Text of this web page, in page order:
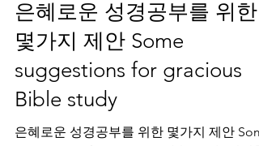
Nov 27, 2023
4 min read
은혜로운 성경공부를 위한
몇가지 제안 Some
suggestions for gracious
Bible study